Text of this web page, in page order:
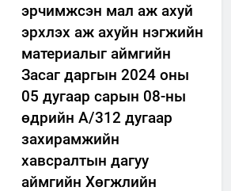
эрчимжсэн мал аж ахуй
эрхлэх аж ахуйн нэгжийн
материалыг аймгийн
Засаг даргын 2024 оны
05 дугаар сарын 08-ны
өдрийн А/312 дугаар
захирамжийн
хавсралтын дагуу
аймгийн Хөгжлийн